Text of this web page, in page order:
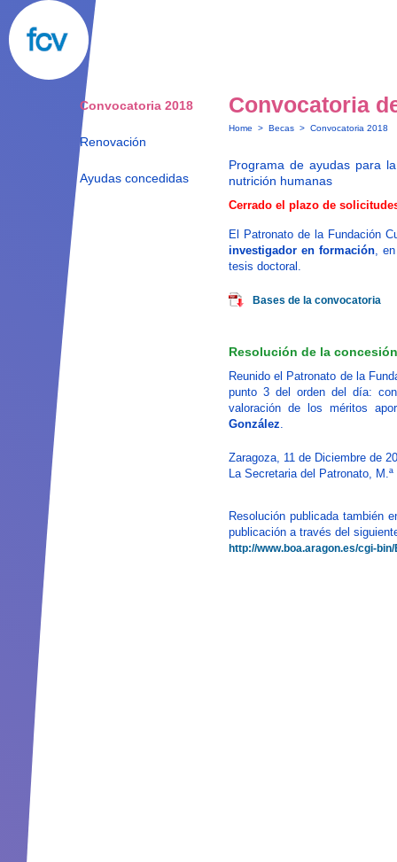
Convocatoria 2018
Renovación
Ayudas concedidas
Convocatoria
Home > Becas > Convocatoria 2018
Programa de ayudas para
nutrición humanas
Cerrado el plazo de
El Patronato de la Fundación
investigador en formación, en
tesis doctoral.
Bases de la convocatoria
Resolución de la concesión
Reunido el Patronato de la
punto 3 del orden del día:
valoración de los méritos
González.
Zaragoza, 11 de Diciembre de
La Secretaria del Patronato,
Resolución publicada también
publicación a través del
http://www.boa.aragon.es/cgi-